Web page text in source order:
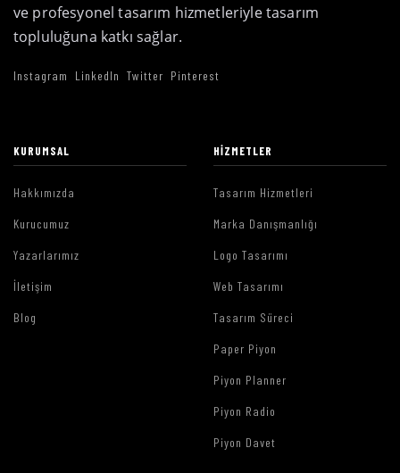
ve profesyonel tasarım hizmetleriyle tasarım
topluluğuna katkı sağlar.
Instagram LinkedIn Twitter Pinterest
KURUMSAL
Hakkımızda
Kurucumuz
Yazarlarımız
İletişim
Blog
HIZMETLER
Tasarım Hizmetleri
Marka Danışmanlığı
Logo Tasarımı
Web Tasarımı
Tasarım Süreci
Paper Piyon
Piyon Planner
Piyon Radio
Piyon Davet